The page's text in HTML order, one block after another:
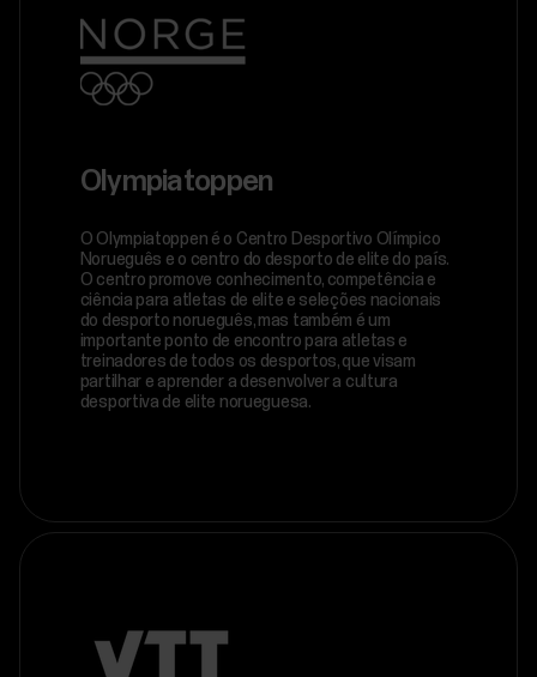
Olympiatoppen
O Olympiatoppen é o Centro Desportivo Olímpico
Norueguês e o centro do desporto de elite do país.
O centro promove conhecimento, competência e
ciência para atletas de elite e seleções nacionais
do desporto norueguês, mas também é um
importante ponto de encontro para atletas e
treinadores de todos os desportos, que visam
partilhar e aprender a desenvolver a cultura
desportiva de elite norueguesa.